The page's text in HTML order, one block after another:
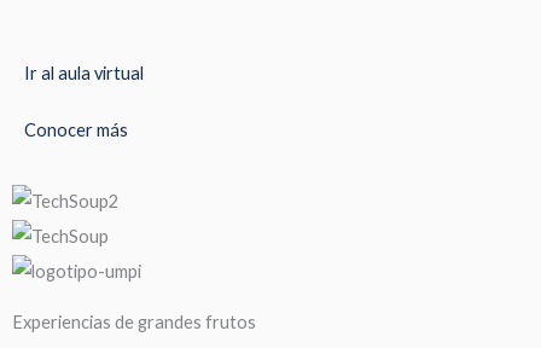
Ir al aula virtual
Conocer más
Experiencias de grandes frutos